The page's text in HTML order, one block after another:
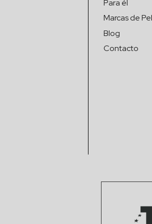
Para él
Marcas de
Blog
Contacto